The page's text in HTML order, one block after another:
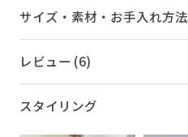
サイズ・素材・お手入れ方法
レビュー (6)
スタイリング